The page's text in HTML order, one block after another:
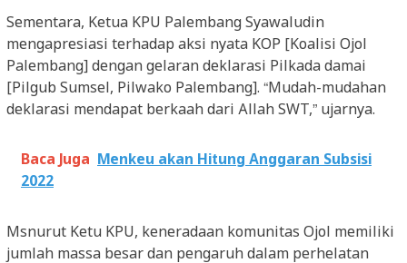
Sementara, Ketua KPU Palembang Syawaludin
mengapresiasi terhadap aksi nyata KOP [Koalisi Ojol
Palembang] dengan gelaran deklarasi Pilkada damai
[Pilgub Sumsel, Pilwako Palembang]. “Mudah-mudahan
deklarasi mendapat berkaah dari Allah SWT,” ujarnya.
Baca Juga Menkeu akan Hitung Anggaran Subsisi
2022
Msnurut Ketu KPU, keneradaan komunitas Ojol memiliki
jumlah massa besar dan pengaruh dalam perhelatan